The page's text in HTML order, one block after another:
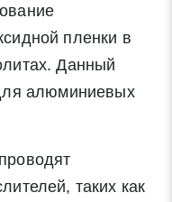
Закрыть
пленки в
Данный
алюминиевых
таких как